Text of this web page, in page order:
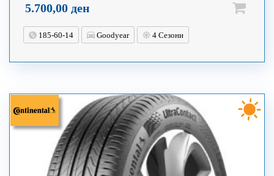
5.700,00 ден
185-60-14 Goodyear 4 Сезони